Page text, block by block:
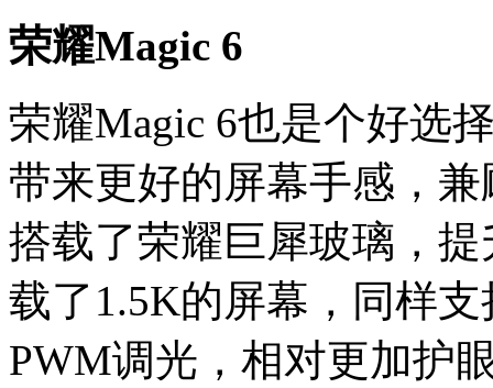
荣耀Magic 6
荣耀Magic 6也是个好选
带来更好的屏幕手感，
搭载了荣耀巨犀玻璃，
载了1.5K的屏幕，同样
PWM调光，相对更加护